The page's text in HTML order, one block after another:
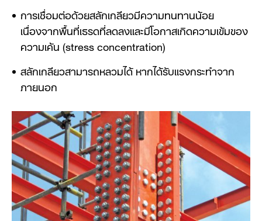
การเชื่อมต่อด้วยสลักเกลียวมีความทนทานน้อย
เนื่องจากพื้นที่เธรดที่ลดลงและมีโอกาสเกิดความเข้มของ
ความเค้น (stress concentration)
สลักเกลียวสามารถหลวมได้ หากได้รับแรงกระทำจาก
ภายนอก